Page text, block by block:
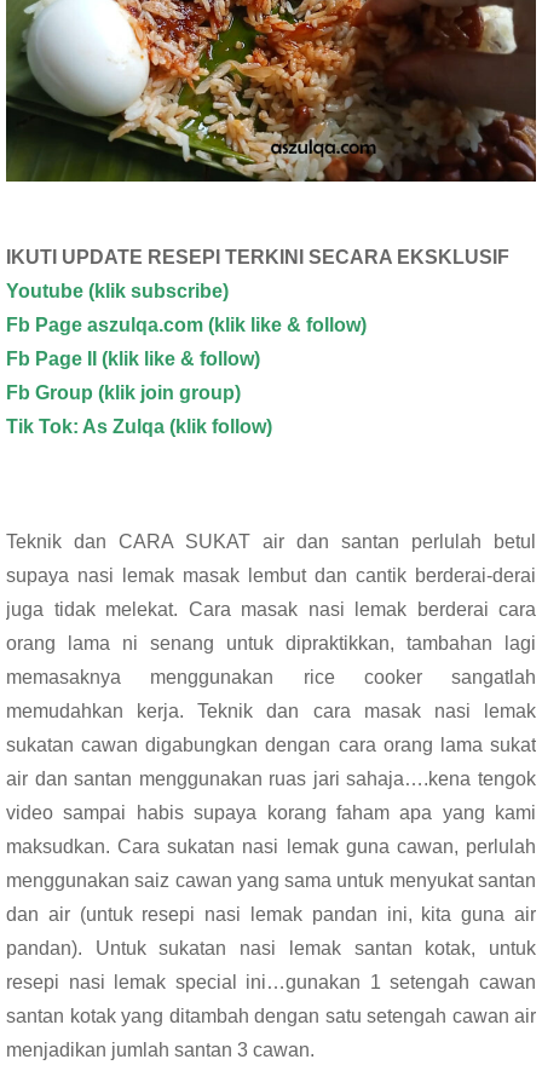
IKUTI UPDATE RESEPI TERKINI SECARA EKSKLUSIF
Youtube (klik subscribe)
Fb Page aszulqa.com (klik like & follow)
Fb Page II (klik like & follow)
Fb Group (klik join group)
Tik Tok: As Zulqa (klik follow)
Teknik dan CARA SUKAT air dan santan perlulah betul
supaya nasi lemak masak lembut dan cantik berderai-derai
juga tidak melekat. Cara masak nasi lemak berderai cara
orang lama ni senang untuk dipraktikkan, tambahan lagi
memasaknya menggunakan rice cooker sangatlah
memudahkan kerja. Teknik dan cara masak nasi lemak
sukatan cawan digabungkan dengan cara orang lama sukat
air dan santan menggunakan ruas jari sahaja….kena tengok
video sampai habis supaya korang faham apa yang kami
maksudkan. Cara sukatan nasi lemak guna cawan, perlulah
menggunakan saiz cawan yang sama untuk menyukat santan
dan air (untuk resepi nasi lemak pandan ini, kita guna air
pandan). Untuk sukatan nasi lemak santan kotak, untuk
resepi nasi lemak special ini…gunakan 1 setengah cawan
santan kotak yang ditambah dengan satu setengah cawan air
menjadikan jumlah santan 3 cawan.